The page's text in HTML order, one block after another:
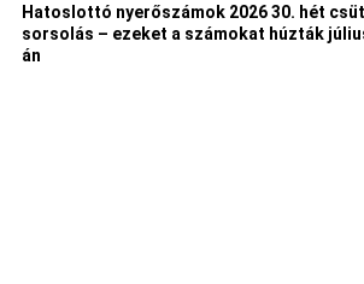
Hatoslottó nyerőszámok 2026 30. hét
sorsolás – ezeket a számokat húzták
án